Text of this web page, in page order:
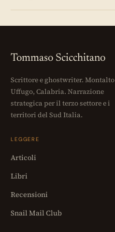
Tommaso Scicchitano
Scrittore e ghostwriter. Montalto
Uffugo, Calabria. Narrazione
strategica per il terzo settore e i
territori del Sud Italia.
LEGGERE
Articoli
Libri
Recensioni
Snail Mail Club